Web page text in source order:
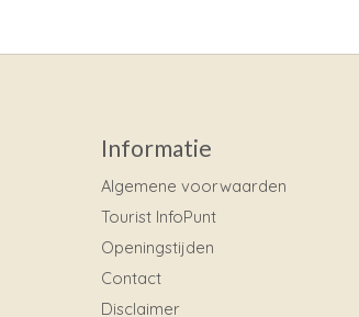
Informatie
Algemene voorwaarden
Tourist InfoPunt
Openingstijden
Contact
Disclaimer